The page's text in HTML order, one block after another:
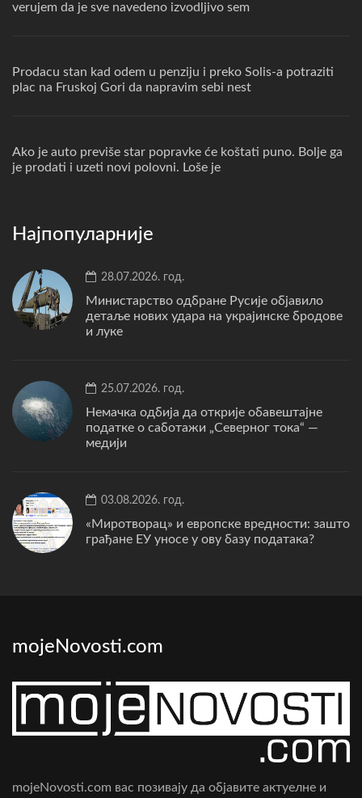
verujem da je sve navedeno izvodljivo sem
Prodacu stan kad odem u penziju i preko Solis-a potraziti
plac na Fruskoj Gori da napravim sebi nest
Ako je auto previše star popravke će koštati puno. Bolje ga
je prodati i uzeti novi polovni. Loše je
Најпопуларније
28.07.2026. год.
Министарство одбране Русије објавило
детаље нових удара на украјинске бродове
и луке
25.07.2026. год.
Немачка одбија да открије обавештајне
податке о саботажи „Северног тока“ —
медији
03.08.2026. год.
«Миротворац» и европске вредности: зашто
грађане ЕУ уносе у ову базу података?
mojeNovosti.com
mojeNovosti.com вас позивају да објавите актуелне и